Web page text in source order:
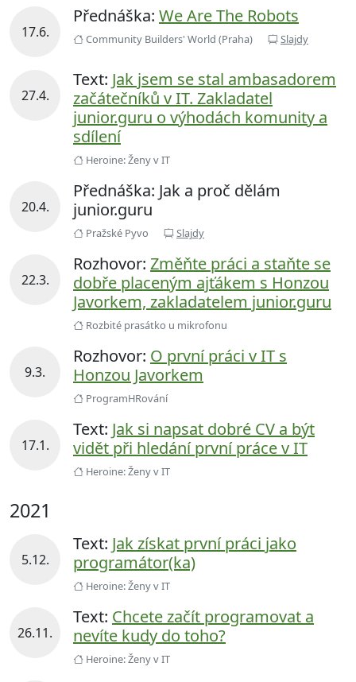
17.6.
Přednáška: We Are The Robots
Community Builders' World (Praha) Slajdy
27.4.
Text: Jak jsem se stal ambasadorem
začátečníků v IT. Zakladatel
junior.guru o výhodách komunity a
sdílení
Heroine: Ženy v IT
20.4.
Přednáška: Jak a proč dělám
junior.guru
Pražské Pyvo Slajdy
22.3.
Rozhovor: Změňte práci a staňte se
dobře placeným ajťákem s Honzou
Javorkem, zakladatelem junior.guru
Rozbité prasátko u mikrofonu
9.3.
Rozhovor: O první práci v IT s
Honzou Javorkem
ProgramHRování
17.1.
Text: Jak si napsat dobré CV a být
vidět při hledání první práce v IT
Heroine: Ženy v IT
2021
5.12.
Text: Jak získat první práci jako
programátor(ka)
Heroine: Ženy v IT
26.11.
Text: Chcete začít programovat a
nevíte kudy do toho?
Heroine: Ženy v IT